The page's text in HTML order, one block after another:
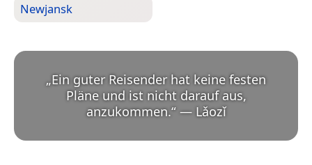
Newjansk
„Ein guter Reisender hat keine festen
Pläne und ist nicht darauf aus,
anzukommen.“ — Lǎozǐ